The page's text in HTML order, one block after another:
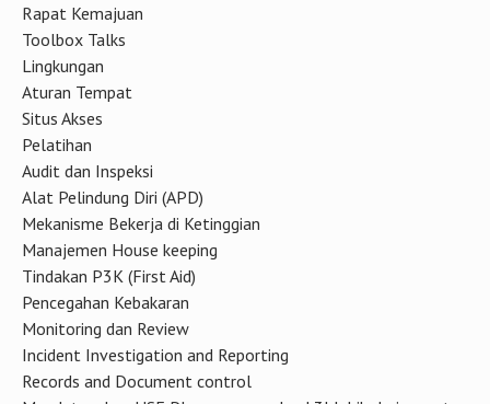
Rapat Kemajuan
Toolbox Talks
Lingkungan
Aturan Tempat
Situs Akses
Pelatihan
Audit dan Inspeksi
Alat Pelindung Diri (APD)
Mekanisme Bekerja di Ketinggian
Manajemen House keeping
Tindakan P3K (First Aid)
Pencegahan Kebakaran
Monitoring dan Review
Incident Investigation and Reporting
Records and Document control